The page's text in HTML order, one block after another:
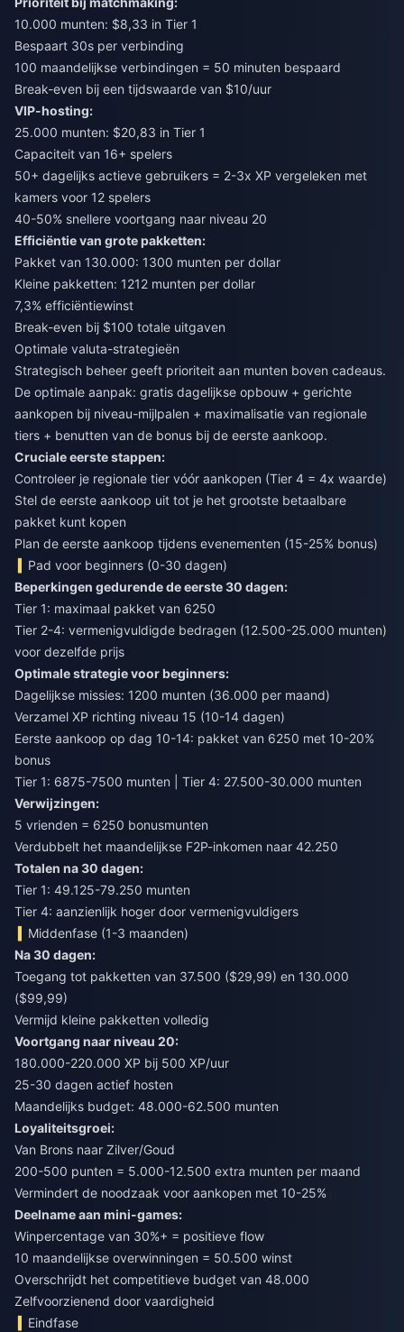
10.000 munten: $8,33 in Tier 1
Bespaart 30s per verbinding
100 maandelijkse verbindingen = 50 minuten bespaard
Break-even bij een tijdswaarde van $10/uur
VIP-hosting:
25.000 munten: $20,83 in Tier 1
Capaciteit van 16+ spelers
50+ dagelijks actieve gebruikers = 2-3x XP vergeleken met
kamers voor 12 spelers
40-50% snellere voortgang naar niveau 20
Efficiëntie van grote pakketten:
Pakket van 130.000: 1300 munten per dollar
Kleine pakketten: 1212 munten per dollar
7,3% efficiëntiewinst
Break-even bij $100 totale uitgaven
Optimale valuta-strategieën
Strategisch beheer geeft prioriteit aan munten boven cadeaus.
De optimale aanpak: gratis dagelijkse opbouw + gerichte
aankopen bij niveau-mijlpalen + maximalisatie van regionale
tiers + benutten van de bonus bij de eerste aankoop.
Cruciale eerste stappen:
Controleer je regionale tier vóór aankopen (Tier 4 = 4x waarde)
Stel de eerste aankoop uit tot je het grootste betaalbare
pakket kunt kopen
Plan de eerste aankoop tijdens evenementen (15-25% bonus)
Pad voor beginners (0-30 dagen)
Beperkingen gedurende de eerste 30 dagen:
Tier 1: maximaal pakket van 6250
Tier 2-4: vermenigvuldigde bedragen (12.500-25.000 munten)
voor dezelfde prijs
Optimale strategie voor beginners:
Dagelijkse missies: 1200 munten (36.000 per maand)
Verzamel XP richting niveau 15 (10-14 dagen)
Eerste aankoop op dag 10-14: pakket van 6250 met 10-20%
bonus
Tier 1: 6875-7500 munten | Tier 4: 27.500-30.000 munten
Verwijzingen:
5 vrienden = 6250 bonusmunten
Verdubbelt het maandelijkse F2P-inkomen naar 42.250
Totalen na 30 dagen:
Tier 1: 49.125-79.250 munten
Tier 4: aanzienlijk hoger door vermenigvuldigers
Middenfase (1-3 maanden)
Na 30 dagen:
Toegang tot pakketten van 37.500 ($29,99) en 130.000
($99,99)
Vermijd kleine pakketten volledig
Voortgang naar niveau 20:
180.000-220.000 XP bij 500 XP/uur
25-30 dagen actief hosten
Maandelijks budget: 48.000-62.500 munten
Loyaliteitsgroei:
Van Brons naar Zilver/Goud
200-500 punten = 5.000-12.500 extra munten per maand
Vermindert de noodzaak voor aankopen met 10-25%
Deelname aan mini-games:
Winpercentage van 30%+ = positieve flow
10 maandelijkse overwinningen = 50.500 winst
Overschrijdt het competitieve budget van 48.000
Zelfvoorzienend door vaardigheid
Eindfase